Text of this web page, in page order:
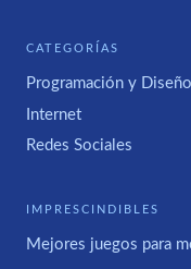
CATEGORÍAS
Programación y Diseño
Internet
Redes Sociales
IMPRESCINDIBLES
Mejores juegos para